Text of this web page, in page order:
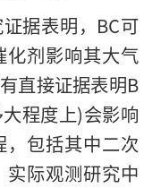
据表明，BC可
化剂影响其大气
直接证据表明B
程度上)会影响
包括其中二次
际观测研究中